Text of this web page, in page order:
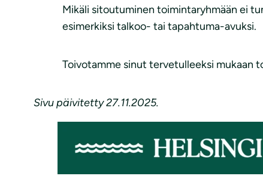
Mikäli sitoutuminen toimintaryhmään ei
esimerkiksi talkoo- tai tapahtuma-avuksi.
Toivotamme sinut tervetulleeksi mukaan
Sivu päivitetty 27.11.2025.